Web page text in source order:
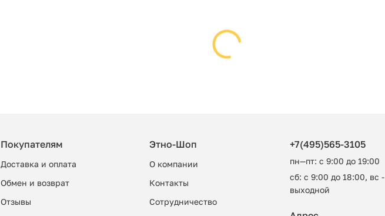
Покупателям
Доставка и оплата
Обмен и возврат
Отзывы
Этно-Шоп
О компании
Контакты
Сотрудничество
+7(495)565-3105
пн—пт: с 9:00 до 19:00
сб: с 9:00 до 18:00, вс -
выходной